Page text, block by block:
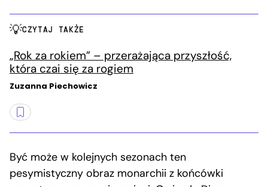
CZYTAJ TAKŻE
„Rok za rokiem” – przerażająca przyszłość,
która czai się za rogiem
Zuzanna Piechowicz
Być może w kolejnych sezonach ten
pesymistyczny obraz monarchii z końcówki